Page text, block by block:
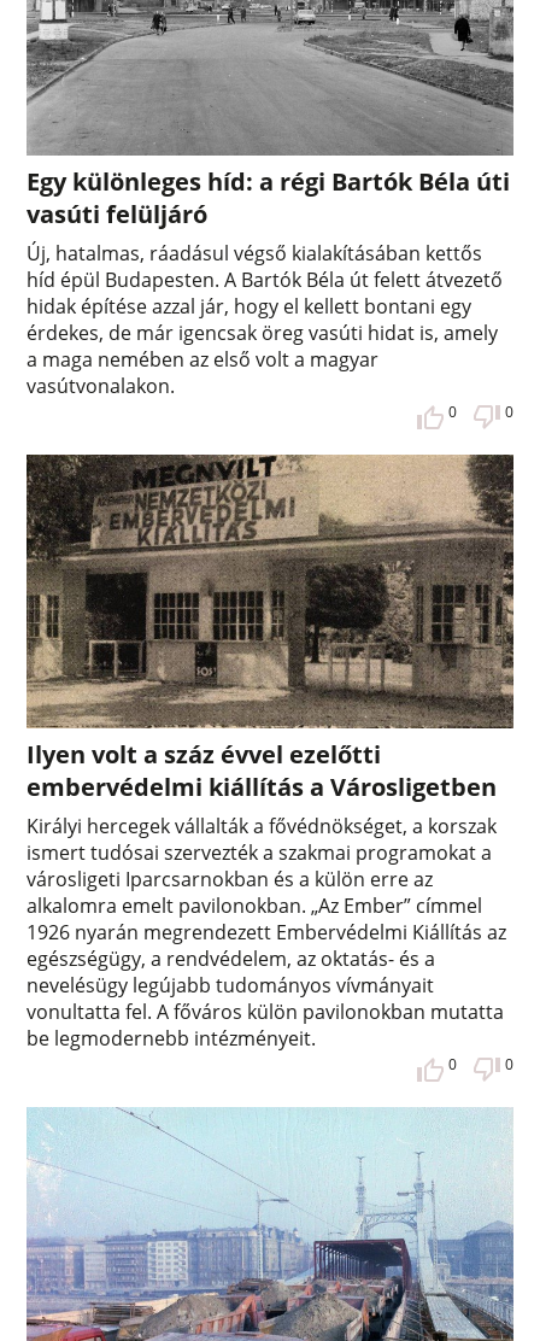
Egy különleges híd: a régi Bartók Béla úti
vasúti felüljáró
Új, hatalmas, ráadásul végső kialakításában kettős
híd épül Budapesten. A Bartók Béla út felett átvezető
hidak építése azzal jár, hogy el kellett bontani egy
érdekes, de már igencsak öreg vasúti hidat is, amely
a maga nemében az első volt a magyar
vasútvonalakon.
0 0
Ilyen volt a száz évvel ezelőtti
embervédelmi kiállítás a Városligetben
Királyi hercegek vállalták a fővédnökséget, a korszak
ismert tudósai szervezték a szakmai programokat a
városligeti Iparcsarnokban és a külön erre az
alkalomra emelt pavilonokban. „Az Ember” címmel
1926 nyarán megrendezett Embervédelmi Kiállítás az
egészségügy, a rendvédelem, az oktatás- és a
nevelésügy legújabb tudományos vívmányait
vonultatta fel. A főváros külön pavilonokban mutatta
be legmodernebb intézményeit.
0 0